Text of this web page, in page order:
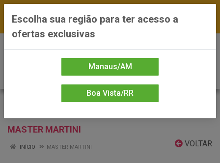
*Preços exclusivos do site — Entrega em até 24h
MASTER MARTINI
VOLTAR
INÍCIO MASTER MARTINI
Escolha sua região para ter acesso a
ofertas exclusivas
Manaus/AM
Boa Vista/RR